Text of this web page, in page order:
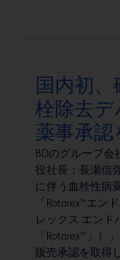
国内初
栓除去デ
薬事承認
BDのグループ
役社長：長瀬信
に伴う血栓性病
「Rotarex™エン
レックス エンド
「Rotarex™」）
販売承認を取得